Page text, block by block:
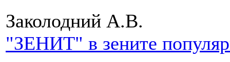
Заколодний А.В.
"ЗЕНИТ" в зените